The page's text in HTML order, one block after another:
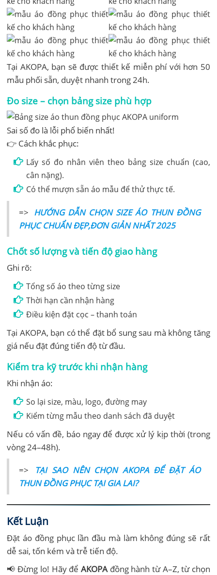
Tại AKOPA, bạn sẽ được thiết kế miễn phí với hơn 50
mẫu phối sẵn, duyệt nhanh trong 24h.
Đo size – chọn bảng size phù hợp
Sai số đo là lỗi phổ biến nhất!
👉 Cách khắc phục:
Lấy số đo nhân viên theo bảng size chuẩn (cao,
cân nặng).
Có thể mượn sẵn áo mẫu để thử thực tế.
=> HƯỚNG DẪN CHỌN SIZE ÁO THUN ĐỒNG
PHỤC CHUẨN ĐẸP,ĐƠN GIẢN NHẤT 2025
Chốt số lượng và tiến độ giao hàng
Ghi rõ:
Tổng số áo theo từng size
Thời hạn cần nhận hàng
Điều kiện đặt cọc – thanh toán
Tại AKOPA, bạn có thể đặt bổ sung sau mà không tăng
giá nếu đặt đúng tiến độ từ đầu.
Kiểm tra kỹ trước khi nhận hàng
Khi nhận áo:
So lại size, màu, logo, đường may
Kiểm từng mẫu theo danh sách đã duyệt
Nếu có vấn đề, báo ngay để được xử lý kịp thời (trong
vòng 24–48h).
=>
TẠI SAO NÊN CHỌN AKOPA ĐỂ ĐẶT ÁO
THUN ĐỒNG PHỤC TẠI GIA LAI?
Kết Luận
Đặt áo đồng phục lần đầu mà làm không đúng sẽ rất
dễ sai, tốn kém và trễ tiến độ.
📢 Đừng lo! Hãy để AKOPAđồng hành từ A–Z, từ chọn